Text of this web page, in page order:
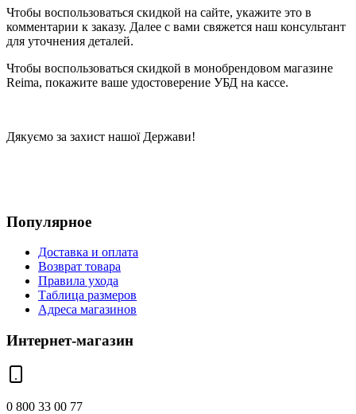
Чтобы воспользоваться скидкой на сайте, укажите это в
комментарии к заказу. Далее с вами свяжется наш консультант
для уточнения деталей.
Чтобы воспользоваться скидкой в монобрендовом магазине
Reima, покажите ваше удостоверение УБД на кассе.
Дякуємо за захист нашої Держави!
Популярное
Доставка и оплата
Возврат товара
Правила ухода
Таблица размеров
Адреса магазинов
Интернет-магазин
0 800 33 00 77